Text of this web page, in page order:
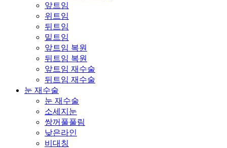
앞트임
위트임
뒤트임
밑트임
앞트임 복원
뒤트임 복원
앞트임 재수술
뒤트임 재수술
눈 재수술
눈 재수술
소세지눈
쌍꺼풀풀림
낮은라인
비대칭